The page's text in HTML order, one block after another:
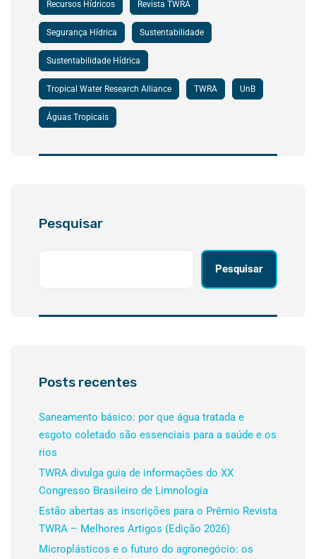
Recursos Hídricos Revista TWRA
Segurança Hídrica Sustentabilidade
Sustentabilidade Hídrica
Tropical Water Research Alliance TWRA UnB
Águas Tropicais
Pesquisar
Pesquisar
Posts recentes
Saneamento básico: por que água tratada e
esgoto coletado são essenciais para a saúde e os
rios
TWRA divulga guia de informações do XX
Congresso Brasileiro de Limnologia
Estão abertas as inscrições para o Prêmio Revista
TWRA – Melhores Artigos (Edição 2026)
Microplásticos e o futuro do agronegócio: os